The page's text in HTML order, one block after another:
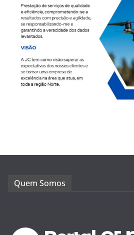
Quem Somos